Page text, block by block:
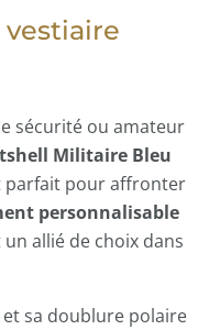
sécurité ou amateur
Militaire Bleu
parfait pour affronter
personnalisable
allié de choix dans
et sa doublure polaire